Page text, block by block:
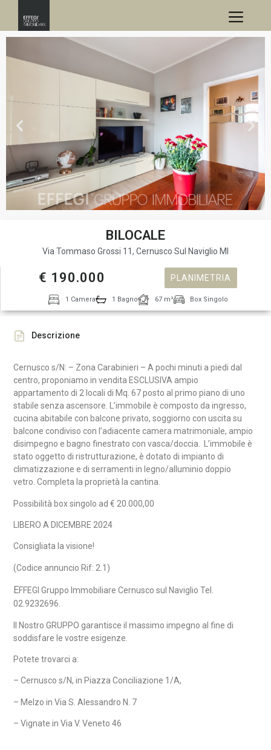
BILOCALE
Via Tommaso Grossi 11, Cernusco Sul Naviglio MI
€ 190.000 PLANIMETRIA
1 Camera 1 Bagno 67 m² Box Singolo
Descrizione
Cernusco s/N: – Zona Carabinieri – A pochi minuti a piedi dal
centro, proponiamo in vendita ESCLUSIVA ampio
appartamento di 2 locali di Mq. 67 posto al primo piano di uno
stabile senza ascensore. L’immobile è composto da ingresso,
cucina abitabile con balcone privato, soggiorno con uscita su
balcone condiviso con l’adiacente camera matrimoniale, ampio
disimpegno e bagno finestrato con vasca/doccia. L’immobile è
stato oggetto di ristrutturazione, è dotato di impianto di
climatizzazione e di serramenti in legno/alluminio doppio
vetro.Completa la proprietà la cantina.
Possibilità box singolo ad € 20.000,00
LIBERO A DICEMBRE 2024
Consigliata la visione!
(Codice annuncio Rif: 2.1)
EFFEGI Gruppo Immobiliare Cernusco sul Naviglio Tel.
02.9232696.
Il Nostro GRUPPO garantisce il massimo impegno al fine di
soddisfare le vostre esigenze.
Potete trovarci a:
– Cernusco s/N, in Piazza Conciliazione 1/A,
– Melzo in Via S. Alessandro N. 7
– Vignate in Via V. Veneto 46